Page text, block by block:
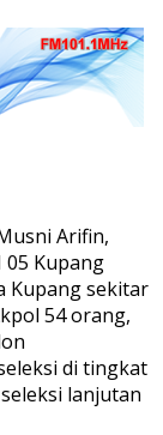
Arifin,
05 Kupang
Kupang sekitar
54 orang,
di tingkat
lanjutan